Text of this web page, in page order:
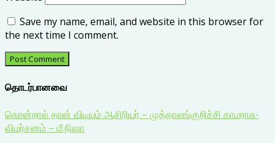
Save my name, email, and website in this browser for
the next time I comment.
தொடர்பானவை
கொன்றால் தான் விடியும் ஆசிரியர் – முத்தாலங்குறிச்சி காமராசு-
விமர்சனம் – மீ.நிஷா